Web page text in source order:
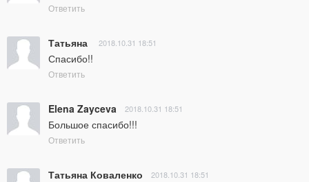
Ответить
Татьяна 2018.10.31 18:51
Спасибо!!
Ответить
Elena Zayceva 2018.10.31 18:51
Большое спасибо!!!
Ответить
Татьяна Коваленко 2018.10.31 18:51